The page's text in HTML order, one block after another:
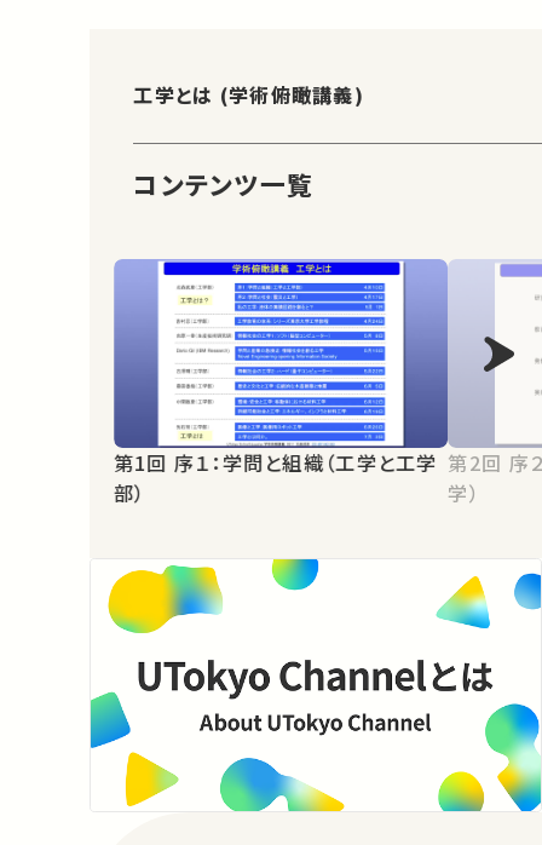
工学とは (学術俯瞰講義)
コンテンツ一覧
第1回 序１：学問と組織（工学と工学
部）
第2回 序２：学問と社会（震災と工
学）